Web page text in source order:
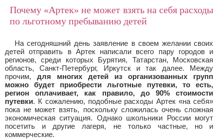
Почему «Артек» не может взять на себя расходы
по льготному пребыванию детей
На сегодняшний день заявление в своем желании своих
детей отправить в Артек написали всего пару городов и
регионов, среди которых Бурятия, Татарстан, Московская
область, Санкт-Петербург, Иркутск и так далее. Между
прочим, для многих детей из организованных групп
можно будет приобрести льготные путевки, то есть,
регион оплачивает, как правило, до 90% стоимости
путевки. К сожалению, подобные расходы Артек «на себя»
пока не может взять, поскольку сложилась очень сложная
экономическая ситуация. Однако школьники России могут
посетить и другие лагеря, не только частные, но и
коммерческие.